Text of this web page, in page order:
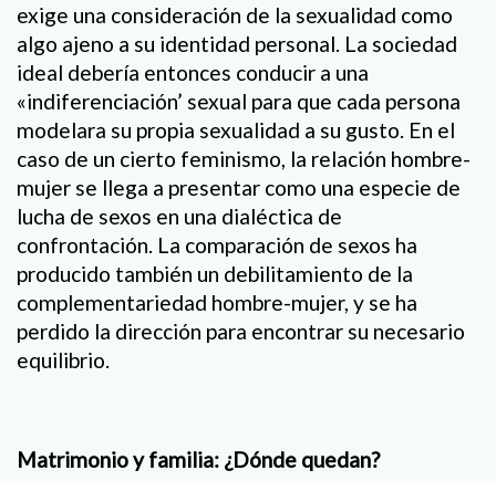
exige una consideración de la sexualidad como
algo ajeno a su identidad personal. La sociedad
ideal debería entonces conducir a una
«indiferenciación’ sexual para que cada persona
modelara su propia sexualidad a su gusto. En el
caso de un cierto feminismo, la relación hombre-
mujer se llega a presentar como una especie de
lucha de sexos en una dialéctica de
confrontación. La comparación de sexos ha
producido también un debilitamiento de la
complementariedad hombre-mujer, y se ha
perdido la dirección para encontrar su necesario
equilibrio.
Matrimonio y familia: ¿Dónde quedan?